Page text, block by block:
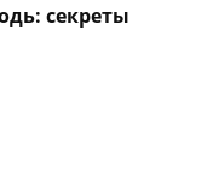
секреты